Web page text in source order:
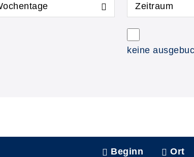
Zeitraum
keine
Beginn Ort